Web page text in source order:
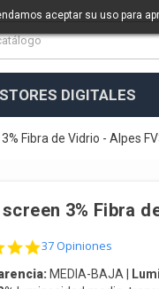
aceptar su uso para
DIGITALES
Fibra de Vidrio - Alpes
3% Fibra
5.0 star rating
37 Opiniones
MEDIA-BAJA |